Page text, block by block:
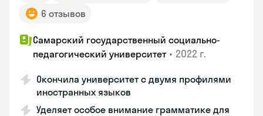
6 отзывов
Самарский государственный социально-
педагогический университет • 2022 г.
Окончила университет с двумя профилями
иностранных языков
Уделяет особое внимание грамматике для